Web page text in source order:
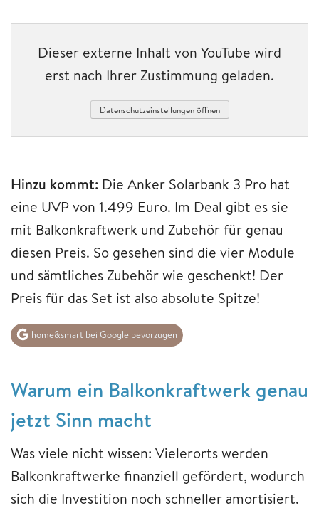
Dieser externe Inhalt von YouTube wird
erst nach Ihrer Zustimmung geladen.
Datenschutzeinstellungen öffnen
Hinzu kommt: Die Anker Solarbank 3 Pro hat
eine UVP von 1.499 Euro. Im Deal gibt es sie
mit Balkonkraftwerk und Zubehör für genau
diesen Preis. So gesehen sind die vier Module
und sämtliches Zubehör wie geschenkt! Der
Preis für das Set ist also absolute Spitze!
home&smart bei Google bevorzugen
Warum ein Balkonkraftwerk genau
jetzt Sinn macht
Was viele nicht wissen: Vielerorts werden
Balkonkraftwerke finanziell gefördert, wodurch
sich die Investition noch schneller amortisiert.